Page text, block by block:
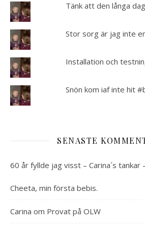
Tänk att den långa
Stor sorg är jag inte
Installation och
Snön kom iaf inte hit
SENASTE
60 år fyllde jag visst – Carina´s tankar
Cheeta, min första bebis.
Carina om Provat på OLW